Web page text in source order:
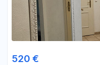
520 €